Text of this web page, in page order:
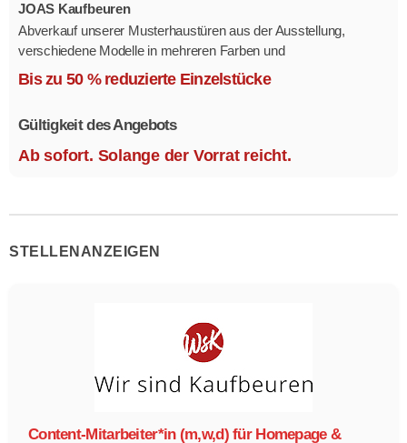
JOAS Kaufbeuren
Abverkauf unserer Musterhaustüren aus der Ausstellung,
verschiedene Modelle in mehreren Farben und
Ausstattungsvarianten.
Bis zu 50 % reduzierte Einzelstücke
Gültigkeit des Angebots
Ab sofort. Solange der Vorrat reicht.
STELLENANZEIGEN
Content-Mitarbeiter*in (m,w,d) für Homepage &